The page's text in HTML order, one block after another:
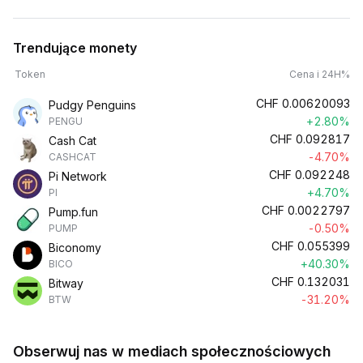
Trendujące monety
Token Cena i 24H%
Pudgy Penguins
PENGU
CHF 0.00620093
+2.80%
Cash Cat
CASHCAT
CHF 0.092817
-4.70%
Pi Network
PI
CHF 0.092248
+4.70%
Pump.fun
PUMP
CHF 0.0022797
-0.50%
Biconomy
BICO
CHF 0.055399
+40.30%
Bitway
BTW
CHF 0.132031
-31.20%
Obserwuj nas w mediach społecznościowych